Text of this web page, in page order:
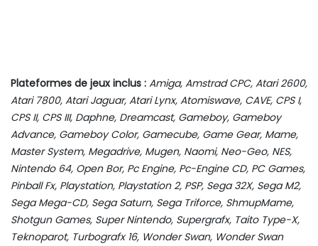
Plateformes de jeux inclus : Amiga, Amstrad CPC, Atari 2600,
Atari 7800, Atari Jaguar, Atari Lynx, Atomiswave, CAVE, CPS I,
CPS II, CPS III, Daphne, Dreamcast, Gameboy, Gameboy
Advance, Gameboy Color, Gamecube, Game Gear, Mame,
Master System, Megadrive, Mugen, Naomi, Neo-Geo, NES,
Nintendo 64, Open Bor, Pc Engine, Pc-Engine CD, PC Games,
Pinball Fx, Playstation, Playstation 2, PSP, Sega 32X, Sega M2,
Sega Mega-CD, Sega Saturn, Sega Triforce, ShmupMame,
Shotgun Games, Super Nintendo, Supergrafx, Taito Type-X,
Teknoparot, Turbografx 16, Wonder Swan, Wonder Swan